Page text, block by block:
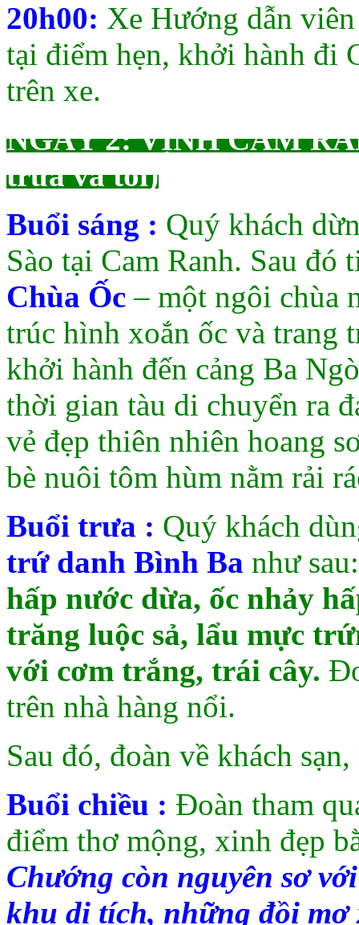
20h00: Xe Hướng dẫn
tại điểm hẹn, khởi hành đi
trên xe.
NGÀY 2: VỊNH CAM
trưa và tối)
Buổi sáng : Quý khách
Sào tại Cam Ranh. Sau
Chùa Ốc – một ngôi chùa
trúc hình xoắn ốc và trang
khởi hành đến cảng Ba
thời gian tàu di chuyển ra
vẻ đẹp thiên nhiên hoang
bè nuôi tôm hùm nằm rải
Buổi trưa : Quý khách
trứ danh Bình Ba như
hấp nước dừa, ốc nhảy
trăng luộc sả, lẩu mực
với cơm trắng, trái cây.
trên nhà hàng nổi.
Sau đó, đoàn về khách
Buổi chiều : Đoàn tham
điểm thơ mộng, xinh đẹp
Chướng còn nguyên sơ
khu di tích, những đồi